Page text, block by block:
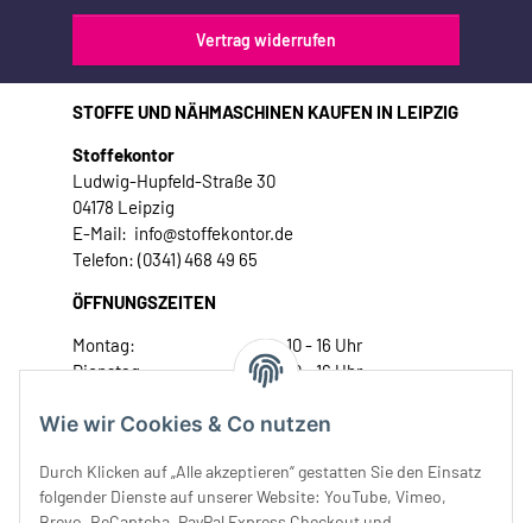
Wie wir Cookies & Co nutzen
Durch Klicken auf „Alle akzeptieren“ gestatten Sie den Einsatz
folgender Dienste auf unserer Website: YouTube, Vimeo,
Vertrag widerrufen
STOFFE UND NÄHMASCHINEN KAUFEN IN LEIPZIG
Stoffekontor
Ludwig-Hupfeld-Straße 30
04178 Leipzig
E-Mail: info@stoffekontor.de
Telefon: (0341) 468 49 65
ÖFFNUNGSZEITEN
Montag:
10 - 16 Uhr
Dienstag:
10 - 16 Uhr
Donnerstag:
10 - 18 Uhr
Samstag:
10 - 14 Uhr